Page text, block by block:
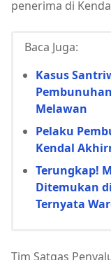
penerima di
Baca Juga:
Kasus
Melawan
Pelaku
Kendal
Terungkap!
Ditemukan
Ternyata
Tim Satgas